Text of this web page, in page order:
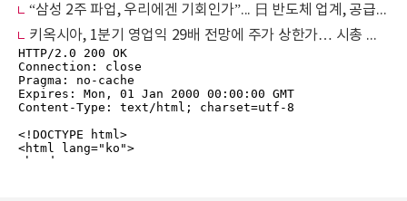
“삼성 2주 파업, 우리에겐 기회인가”... 日 반도체 업계, 공급망 재편 가능성에 ‘촉각’
키옥시아, 1분기 영업익 29배 전망에 주가 상한가… 시총 日 4위 도약